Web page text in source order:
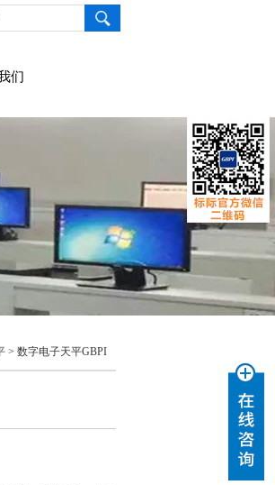
们
> 数字电子天平GBPI